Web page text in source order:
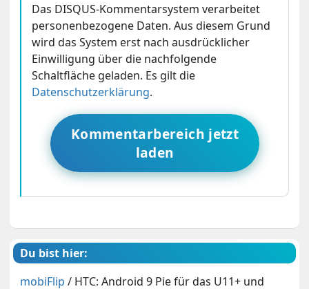
Das DISQUS-Kommentarsystem verarbeitet
personenbezogene Daten. Aus diesem Grund
wird das System erst nach ausdrücklicher
Einwilligung über die nachfolgende
Schaltfläche geladen. Es gilt die
Datenschutzerklärung.
Kommentarbereich jetzt
laden
Du bist hier:
mobiFlip / HTC: Android 9 Pie für das U11+ und